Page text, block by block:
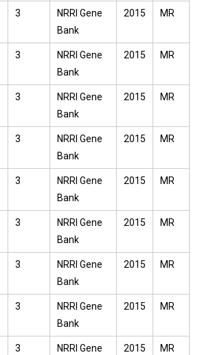
3
NRRI Gene
Bank
2015 MR
3
NRRI Gene
Bank
2015 MR
3
NRRI Gene
Bank
2015 MR
3
NRRI Gene
Bank
2015 MR
3
NRRI Gene
Bank
2015 MR
3
NRRI Gene
Bank
2015 MR
3
NRRI Gene
Bank
2015 MR
3
NRRI Gene
Bank
2015 MR
3
NRRI Gene
2015 MR